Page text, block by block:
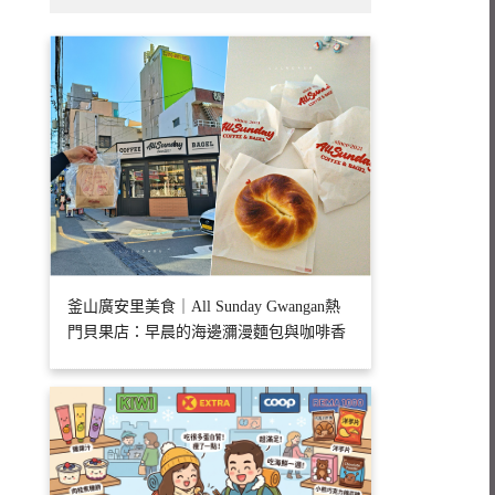
釜山廣安里美食｜All Sunday Gwangan熱
門貝果店：早晨的海邊瀰漫麵包與咖啡香